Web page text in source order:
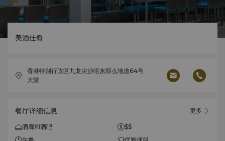
美酒佳肴
香港特别行政区九龙尖沙咀东部么地道64号
大堂
餐厅详细信息 更多
酒廊和酒吧
$$